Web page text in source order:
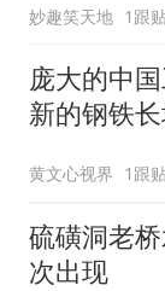
妙趣笑天地 1跟
庞大的中
新的钢铁
黄文心视界 1跟
硫磺洞老
次出现